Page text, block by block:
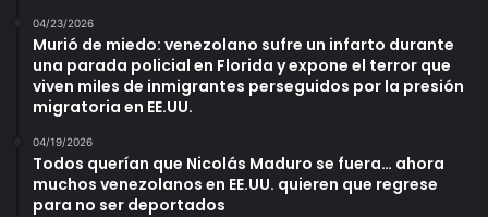
04/23/2026
Murió de miedo: venezolano sufre un infarto durante
una parada policial en Florida y expone el terror que
viven miles de inmigrantes perseguidos por la presión
migratoria en EE.UU.
04/19/2026
Todos querían que Nicolás Maduro se fuera… ahora
muchos venezolanos en EE.UU. quieren que regrese
para no ser deportados